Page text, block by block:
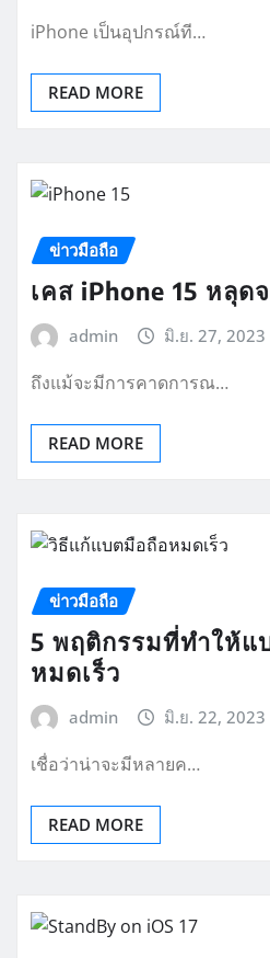
iPhone เป็นอุปกรณ์ที…
READ MORE
ข่าวมือถือ
เคส iPhone 15 หลุด
admin มิ.ย. 27, 2023
ถึงแม้จะมีการคาดการณ…
READ MORE
ข่าวมือถือ
5 พฤติกรรมที่ทำให้แ
หมดเร็ว
admin มิ.ย. 22, 2023
เชื่อว่าน่าจะมีหลายค…
READ MORE